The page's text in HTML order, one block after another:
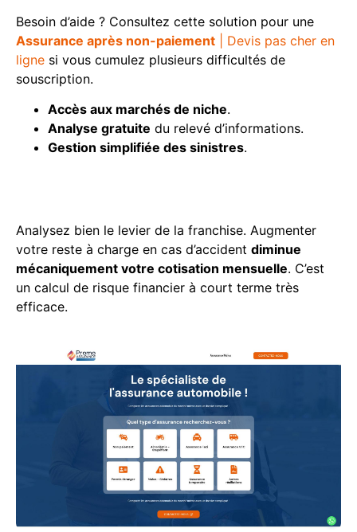
Besoin d’aide ? Consultez cette solution pour une
Assurance après non-paiement | Devis pas cher en
ligne si vous cumulez plusieurs difficultés de
souscription.
Accès aux marchés de niche.
Analyse gratuite du relevé d’informations.
Gestion simplifiée des sinistres.
Analysez bien le levier de la franchise. Augmenter
votre reste à charge en cas d’accident diminue
mécaniquement votre cotisation mensuelle. C’est
un calcul de risque financier à court terme très
efficace.